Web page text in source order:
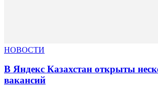
НОВОСТИ
В Яндекс Казахстан открыты
вакансий